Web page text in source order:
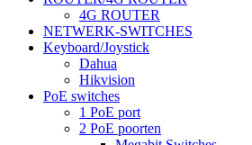
4G ROUTER
NETWERK-SWITCHES
Keyboard/Joystick
Dahua
Hikvision
PoE switches
1 PoE port
2 PoE poorten